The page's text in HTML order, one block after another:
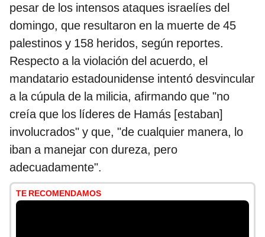
pesar de los intensos ataques israelíes del
domingo, que resultaron en la muerte de 45
palestinos y 158 heridos, según reportes.
Respecto a la violación del acuerdo, el
mandatario estadounidense intentó desvincular
a la cúpula de la milicia, afirmando que "no
creía que los líderes de Hamás [estaban]
involucrados" y que, "de cualquier manera, lo
iban a manejar con dureza, pero
adecuadamente".
TE RECOMENDAMOS